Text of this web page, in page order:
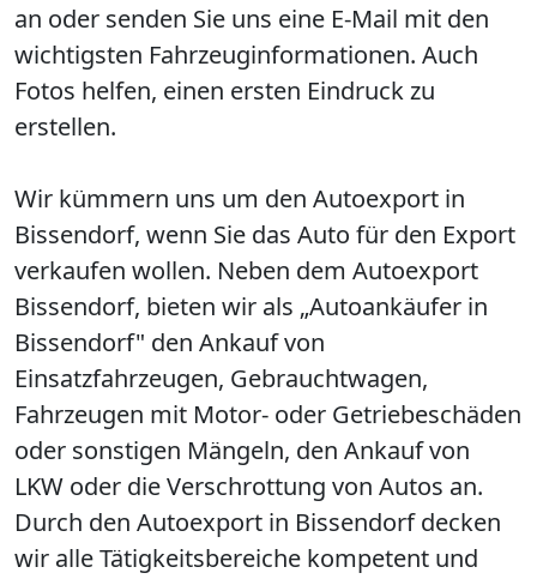
an oder senden Sie uns eine E-Mail mit den
wichtigsten Fahrzeuginformationen. Auch
Fotos helfen, einen ersten Eindruck zu
erstellen.
Wir kümmern uns um den Autoexport in
Bissendorf, wenn Sie das Auto für den Export
verkaufen wollen. Neben dem Autoexport
Bissendorf, bieten wir als „Autoankäufer in
Bissendorf" den Ankauf von
Einsatzfahrzeugen, Gebrauchtwagen,
Fahrzeugen mit Motor- oder Getriebeschäden
oder sonstigen Mängeln, den Ankauf von
LKW oder die Verschrottung von Autos an.
Durch den Autoexport in Bissendorf decken
wir alle Tätigkeitsbereiche kompetent und